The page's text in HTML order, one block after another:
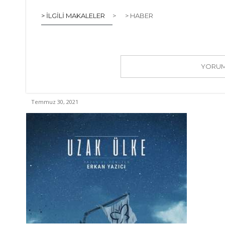
> İLGILI MAKALELER > > HABER
Temmuz 30, 2021